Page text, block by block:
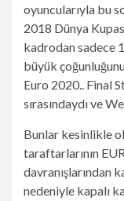
oyuncularıyla bu
2018 Dünya
kadrodan sadece
büyük
Euro 2020.. Final
sırasındaydı ve
Bunlar kesinlikle
taraftarlarının
davranışlarından
nedeniyle kapalı